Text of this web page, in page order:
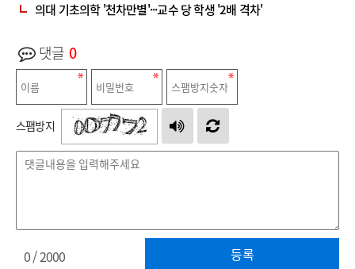
의대 기초의학 '천차만별'···교수 당 학생 '2배 격차'
댓글 0
스팸방지
등록
0/ 2000